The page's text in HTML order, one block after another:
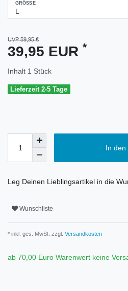
GRÖSSE
UVP 59,95 €
39,95 EUR *
Inhalt 1 Stück
Lieferzeit 2-5 Tage
In den
Leg Deinen Lieblingsartikel in die
Wunschliste
* inkl. ges. MwSt. zzgl. Versandkosten
ab 70,00 Euro Warenwert keine